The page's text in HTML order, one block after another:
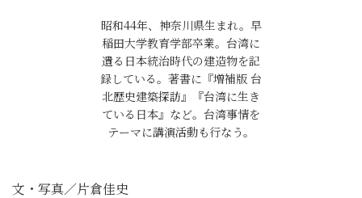
昭和44年、神奈川県生まれ。早
稲田大学教育学部卒業。台湾に
遺る日本統治時代の建造物を記
録している。著書に『増補版 台
北歴史建築探訪』『台湾に生き
ている日本』など。台湾事情を
テーマに講演活動も行なう。
文・写真／片倉佳史